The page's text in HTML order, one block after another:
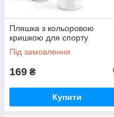
Пляшка з кольоровою
кришкою для спорту
Під замовлення
169 ₴
Купити